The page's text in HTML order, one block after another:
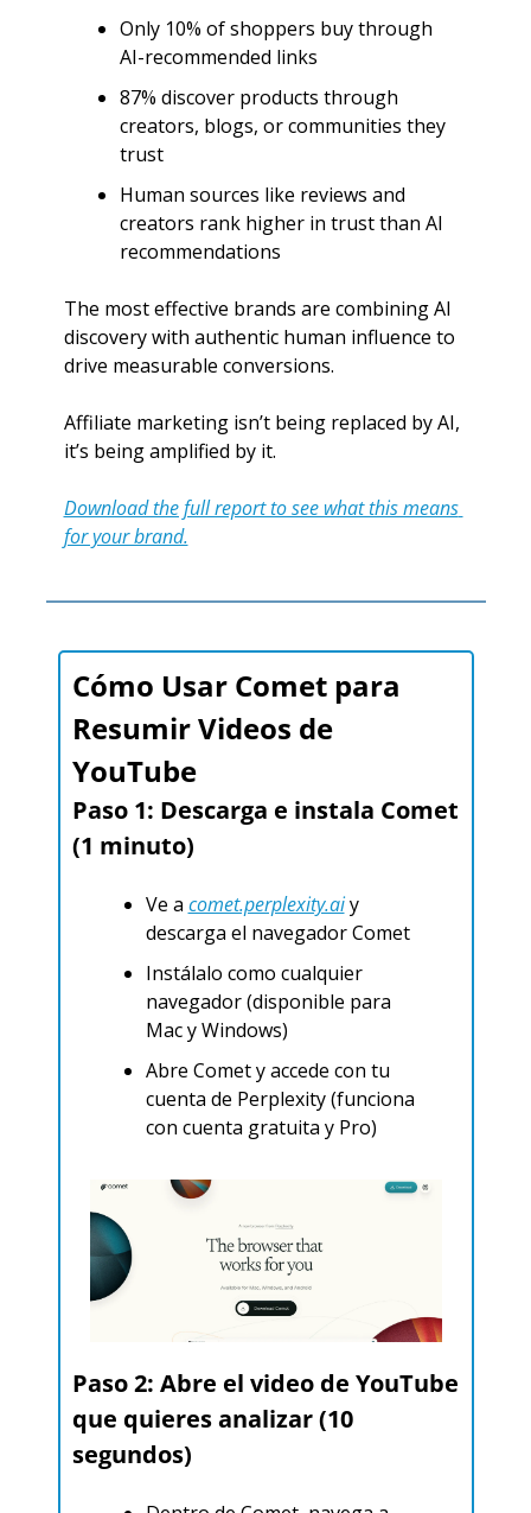
Only 10% of shoppers buy through
AI-recommended links
87% discover products through
creators, blogs, or communities they
trust
Human sources like reviews and
creators rank higher in trust than AI
recommendations
The most effective brands are combining AI
discovery with authentic human influence to
drive measurable conversions.
Affiliate marketing isn’t being replaced by AI,
it’s being amplified by it.
Download the full report to see what this means
for your brand.
Cómo Usar Comet para
Resumir Videos de
YouTube
Paso 1: Descarga e instala Comet
(1 minuto)
Ve a comet.perplexity.ai y
descarga el navegador Comet
Instálalo como cualquier
navegador (disponible para
Mac y Windows)
Abre Comet y accede con tu
cuenta de Perplexity (funciona
con cuenta gratuita y Pro)​
Paso 2: Abre el video de YouTube
que quieres analizar (10
segundos)